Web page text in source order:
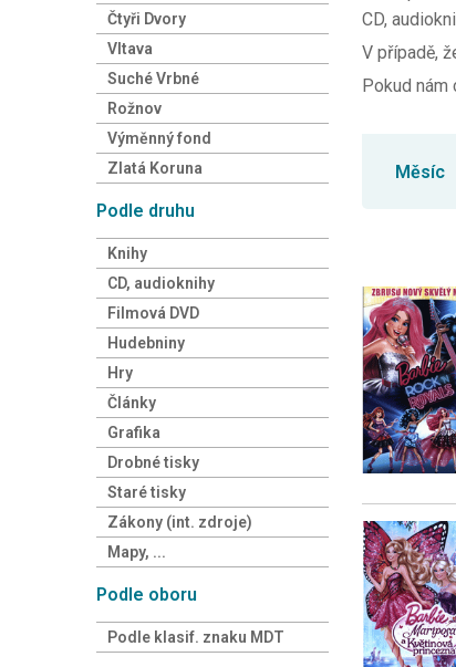
Čtyři Dvory
Vltava
Suché Vrbné
Rožnov
Výměnný fond
Zlatá Koruna
Podle druhu
Knihy
CD, audioknihy
Filmová DVD
Hudebniny
Hry
Články
Grafika
Drobné tisky
Staré tisky
Zákony (int. zdroje)
Mapy, ...
Podle oboru
Podle klasif. znaku MDT
CD,
V případě,
Pokud nám
Měsíc